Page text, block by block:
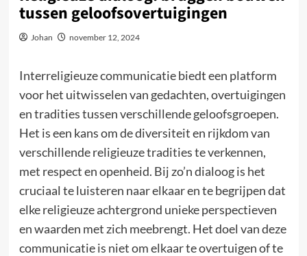
tussen geloofsovertuigingen
Johan november 12, 2024
Interreligieuze communicatie biedt een platform
voor het uitwisselen van gedachten, overtuigingen
en tradities tussen verschillende geloofsgroepen.
Het is een kans om de diversiteit en rijkdom van
verschillende religieuze tradities te verkennen,
met respect en openheid. Bij zo’n dialoog is het
cruciaal te luisteren naar elkaar en te begrijpen dat
elke religieuze achtergrond unieke perspectieven
en waarden met zich meebrengt. Het doel van deze
communicatie is niet om elkaar te overtuigen of te